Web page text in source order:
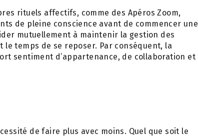
rituels affectifs, comme des Apéros Zoom,
de pleine conscience avant de commencer une
mutuellement à maintenir la gestion des
temps de se reposer. Par conséquent, la
sentiment d’appartenance, de collaboration et
de faire plus avec moins. Quel que soit le